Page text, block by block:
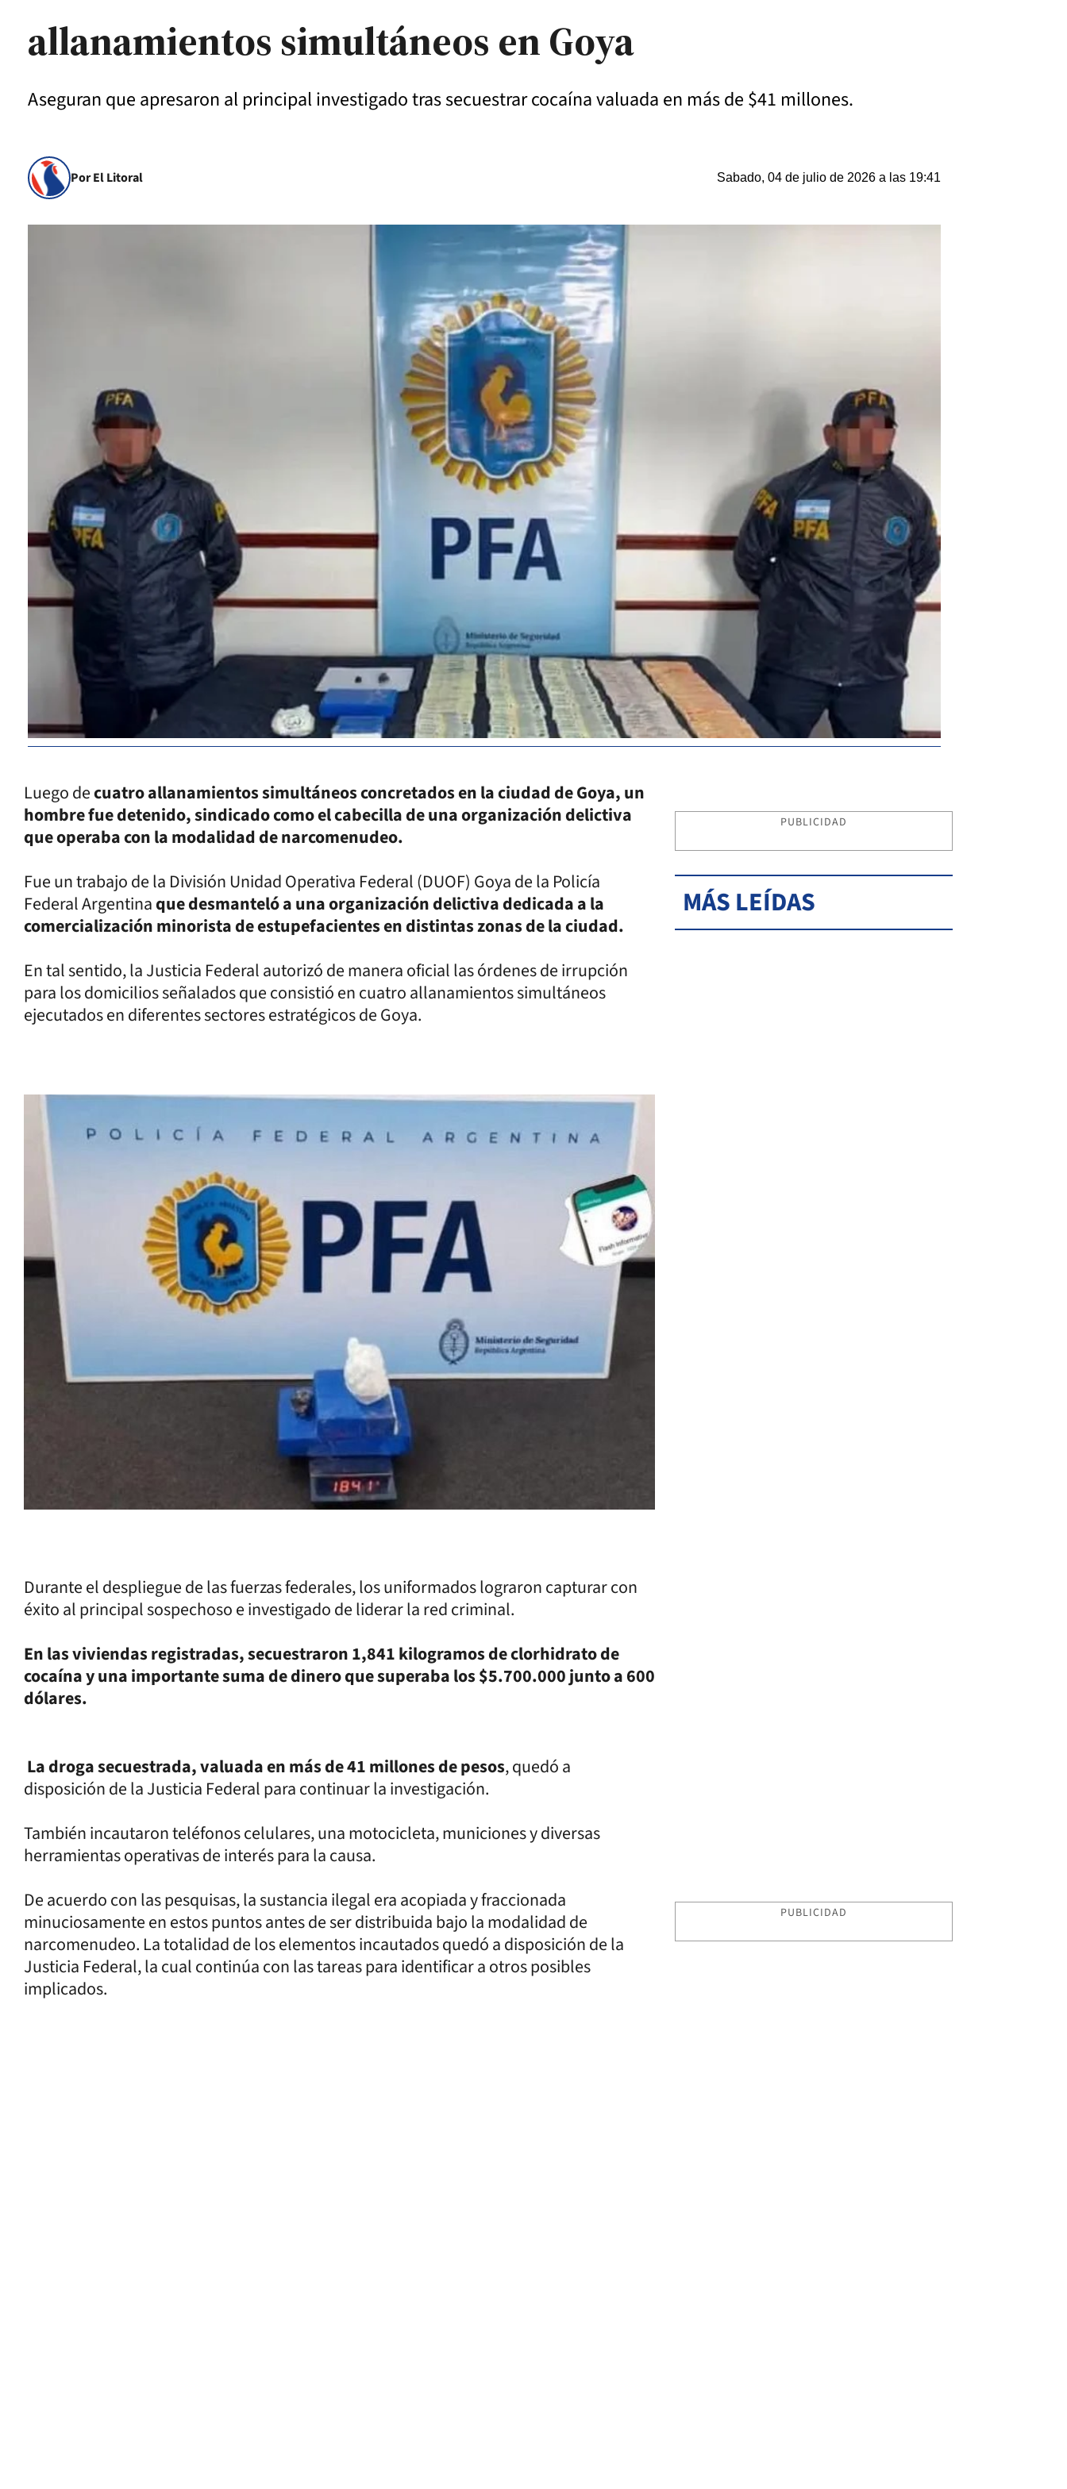
allanamientos simultáneos en Goya
Aseguran que apresaron al principal investigado tras secuestrar cocaína valuada en más de $41 millones.
Por El Litoral Sabado, 04 de julio de 2026 a las 19:41
Luego decuatro allanamientos simultáneos concretados en la ciudad de Goya, un
hombre fue detenido, sindicado como el cabecilla de una organización delictiva
que operaba con la modalidad de narcomenudeo.
Fue un trabajo de la División Unidad Operativa Federal (DUOF) Goya de la Policía
Federal Argentinaque desmanteló a una organización delictiva dedicada a la
comercialización minorista de estupefacientes en distintas zonas de la ciudad.
En tal sentido, la Justicia Federal autorizó de manera oficial las órdenes de irrupción
para los domicilios señalados que consistió en cuatro allanamientos simultáneos
ejecutados en diferentes sectores estratégicos de Goya.
Durante el despliegue de las fuerzas federales, los uniformados lograron capturar con
éxito al principal sospechoso e investigado de liderar la red criminal.
En las viviendas registradas, secuestraron 1,841 kilogramos de clorhidrato de
cocaína y una importante suma de dinero que superaba los $5.700.000 junto a 600
dólares.
La droga secuestrada, valuada en más de 41 millones de pesos, quedó a
disposición de la Justicia Federal para continuar la investigación.
También incautaron teléfonos celulares, una motocicleta, municiones y diversas
herramientas operativas de interés para la causa.
De acuerdo con las pesquisas, la sustancia ilegal era acopiada y fraccionada
minuciosamente en estos puntos antes de ser distribuida bajo la modalidad de
narcomenudeo. La totalidad de los elementos incautados quedó a disposición de la
Justicia Federal, la cual continúa con las tareas para identificar a otros posibles
implicados.
PUBLICIDAD
MÁS LEÍDAS
PUBLICIDAD